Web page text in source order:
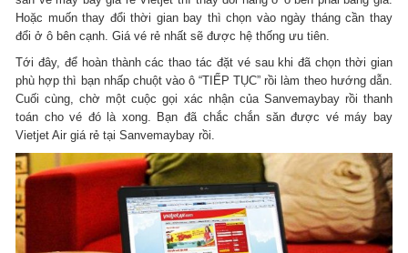
Hoặc muốn thay đổi thời gian bay thì chọn vào ngày tháng cần thay
đổi ở ô bên cạnh. Giá vé rẻ nhất sẽ được hệ thống ưu tiên.
Tới đây, để hoàn thành các thao tác đặt vé sau khi đã chọn thời gian
phù hợp thì bạn nhấp chuột vào ô “TIẾP TỤC” rồi làm theo hướng dẫn.
Cuối cùng, chờ một cuộc gọi xác nhận của Sanvemaybay rồi thanh
toán cho vé đó là xong. Bạn đã chắc chắn săn được vé máy bay
Vietjet Air giá rẻ tại Sanvemaybay rồi.